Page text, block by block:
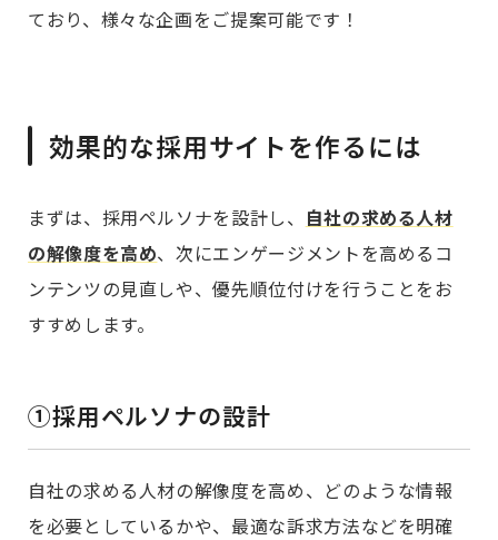
ており、様々な企画をご提案可能です！
効果的な採用サイトを作るには
まずは、採用ペルソナを設計し、 自社の求める人材
の解像度を高め、次にエンゲージメントを高めるコ
ンテンツの見直しや、優先順位付けを行うことをお
すすめします。
①採用ペルソナの設計
自社の求める人材の解像度を高め、どのような情報
を必要としているかや、最適な訴求方法などを明確